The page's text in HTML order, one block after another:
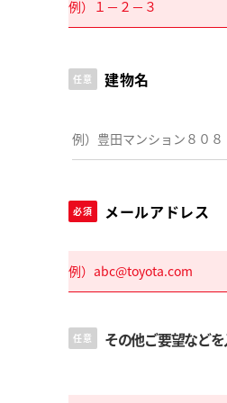
任意 建物名
必須 メールアドレス
任意 その他ご要望など